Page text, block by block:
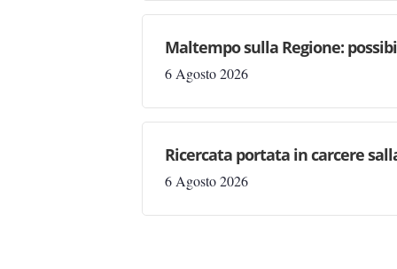
Maltempo sulla Regione:
6 Agosto 2026
Ricercata portata in carcere
6 Agosto 2026